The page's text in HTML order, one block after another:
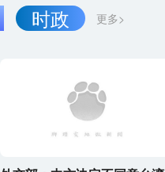
更多>
时政